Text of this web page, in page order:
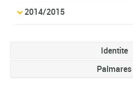
2014/2015
Identite
Palmares